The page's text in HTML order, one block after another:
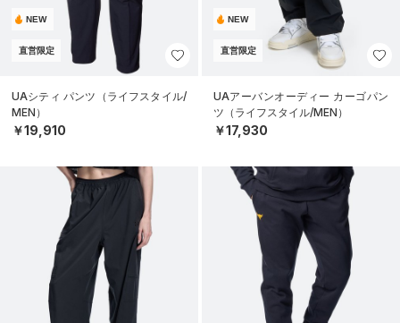
NEW
直営限定
UAシティ パンツ（ライフスタイル/
MEN）
￥19,910
NEW
直営限定
UAアーバンオーディー カーゴパン
ツ（ライフスタイル/MEN）
￥17,930